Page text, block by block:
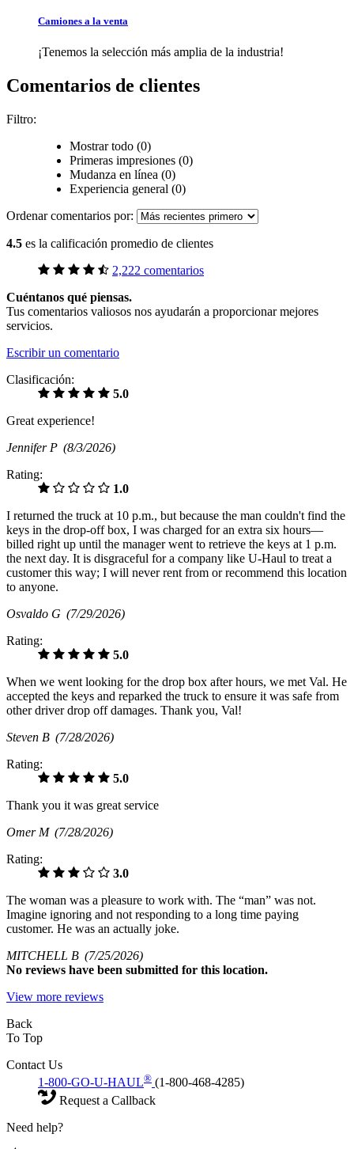
Camiones a la venta
¡Tenemos la selección más amplia de la industria!
Comentarios de clientes
Filtro:
Mostrar todo (0)
Primeras impresiones (0)
Mudanza en línea (0)
Experiencia general (0)
Ordenar comentarios por:
4.5 es la calificación promedio de clientes
2,222 comentarios
Cuéntanos qué piensas.
Tus comentarios valiosos nos ayudarán a proporcionar mejores
servicios.
Escribir un comentario
Clasificación:
5.0
Great experience!
Jennifer P (8/3/2026)
Rating:
1.0
I returned the truck at 10 p.m., but because the man couldn't find the
keys in the drop-off box, I was charged for an extra six hours—
billed right up until the manager went to retrieve the keys at 1 p.m.
the next day. It is disgraceful for a company like U-Haul to treat a
customer this way; I will never rent from or recommend this location
to anyone.
Osvaldo G (7/29/2026)
Rating:
5.0
When we went looking for the drop box after hours, we met Val. He
accepted the keys and reparked the truck to ensure it was safe from
other driver drop off damages. Thank you, Val!
Steven B (7/28/2026)
Rating:
5.0
Thank you it was great service
Omer M (7/28/2026)
Rating:
3.0
The woman was a pleasure to work with. The “man” was not.
Imagine ignoring and not responding to a long time paying
customer. He was an actually joke.
MITCHELL B (7/25/2026)
No reviews have been submitted for this location.
View more reviews
Back
To Top
Contact Us
1-800-GO-U-HAUL® (1-800-468-4285)
Request a Callback
Need help?